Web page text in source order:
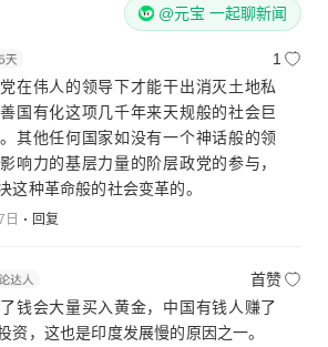
@元宝 一起聊新闻
1
在伟人的领导下才能干出消灭土地私
国有化这项几千年来天规般的社会巨
其他任何国家如没有一个神话般的领
响力的基层力量的阶层政党的参与，
这种革命般的社会变革的。
日 回复
首赞
钱会大量买入黄金，中国有钱人赚了
资，这也是印度发展慢的原因之一。